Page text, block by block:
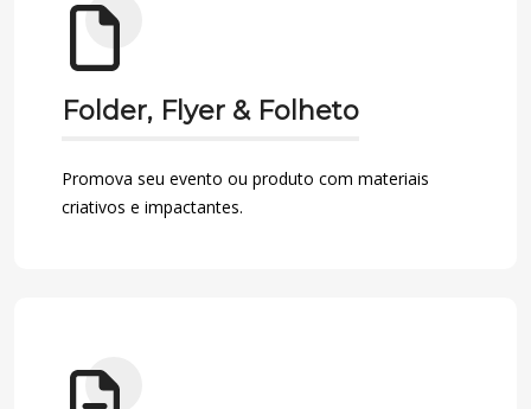
Folder, Flyer & Folheto
Promova seu evento ou produto com materiais
criativos e impactantes.